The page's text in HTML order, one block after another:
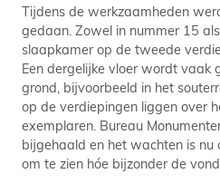
Tijdens de werkzaamheden
gedaan. Zowel in nummer 15
slaapkamer op de tweede
Een dergelijke vloer wordt vaak
grond, bijvoorbeeld in het
op de verdiepingen liggen over
exemplaren. Bureau
bijgehaald en het wachten is
om te zien hóe bijzonder de